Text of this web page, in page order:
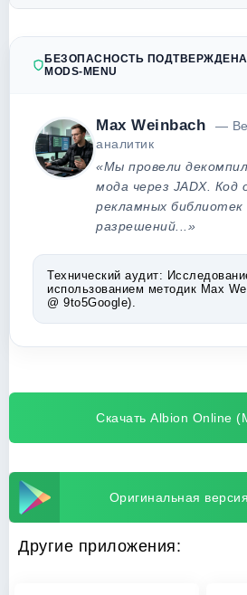
БЕЗОПАСНОСТЬ ПОДТВЕРЖДЕНА
MODS-MENU
Max Weinbach
—
аналитик
«Мы провели
мода через JADX. Код
рекламных
разрешений...»
Технический аудит:
использованием методик Max
@ 9to5Google).
Скачать Albion Online
Оригинальная
Другие приложения: